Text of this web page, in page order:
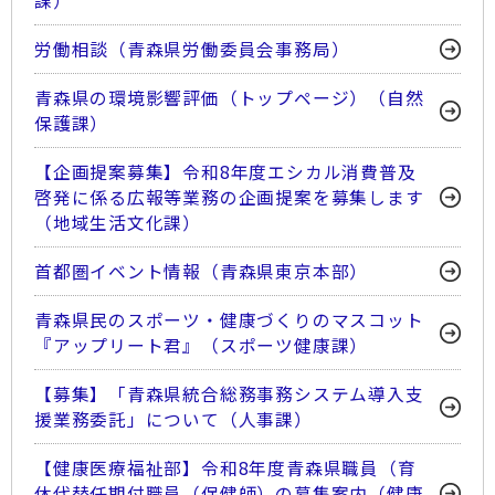
労働相談（青森県労働委員会事務局）
青森県の環境影響評価（トップページ）（自然
保護課）
【企画提案募集】令和8年度エシカル消費普及
啓発に係る広報等業務の企画提案を募集します
（地域生活文化課）
首都圏イベント情報（青森県東京本部）
青森県民のスポーツ・健康づくりのマスコット
『アップリート君』（スポーツ健康課）
【募集】「青森県統合総務事務システム導入支
援業務委託」について（人事課）
【健康医療福祉部】令和8年度青森県職員（育